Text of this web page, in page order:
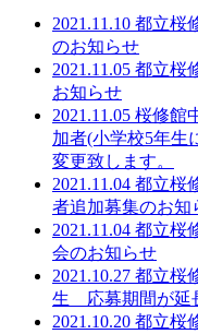
2021.11.10 都立
のお知らせ
2021.11.05 都立
お知らせ
2021.11.05 桜修
加者(小学校5年生
変更致します。
2021.11.04 都立
者追加募集のお知
2021.11.04 都立
会のお知らせ
2021.10.27 都立
生 応募期間が延
2021.10.20 都立